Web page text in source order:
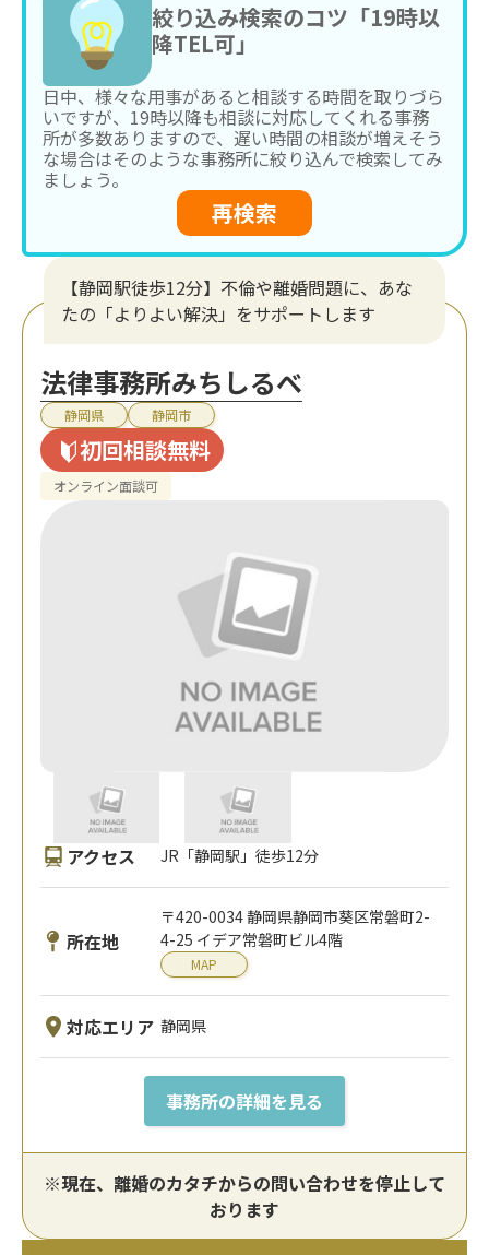
絞り込み検索のコツ「19時以
降TEL可」
日中、様々な用事があると相談する時間を取りづら
いですが、19時以降も相談に対応してくれる事務
所が多数ありますので、遅い時間の相談が増えそう
な場合はそのような事務所に絞り込んで検索してみ
ましょう。
再検索
【静岡駅徒歩12分】不倫や離婚問題に、あな
たの「よりよい解決」をサポートします
法律事務所みちしるべ
静岡県 静岡市
初回相談無料
オンライン面談可
アクセス JR「静岡駅」徒歩12分
所在地
〒420-0034 静岡県静岡市葵区常磐町2-
4-25 イデア常磐町ビル4階
MAP
対応エリア 静岡県
事務所の詳細を見る
※現在、離婚のカタチからの問い合わせを停止して
おります